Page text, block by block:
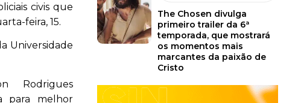
civis que
feira, 15.
Universidade
Rodrigues
para melhor
The Chosen divulga
primeiro trailer da 6ª
temporada, que mostrará
os momentos mais
marcantes da paixão de
Cristo